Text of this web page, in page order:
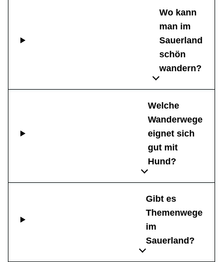
Wo kann
man im
Sauerland
schön
wandern?
Welche
Wanderwege
eignet sich
gut mit
Hund?
Gibt es
Themenwege
im
Sauerland?